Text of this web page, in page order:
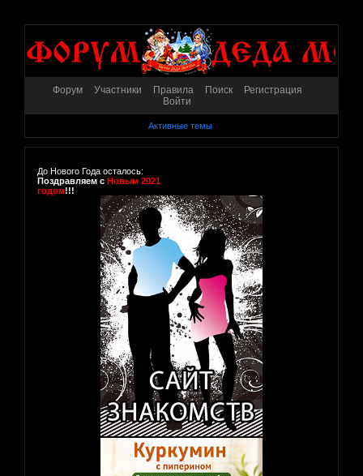
Форум Участники Правила Поиск
Регистрация
Войти
Активные темы
До Нового Года осталось:
Поздравляем с Новым 2021
годом!!!